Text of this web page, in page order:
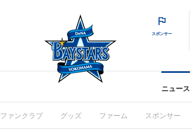
スポンサー
ニュース
ファンクラブ グッズ ファーム スポンサー